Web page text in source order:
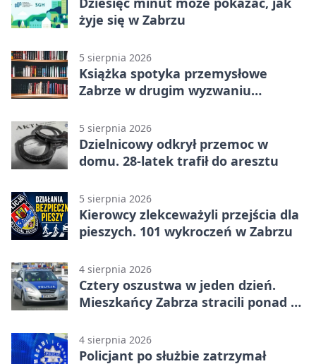
żyje się w Zabrzu
5 sierpnia 2026
Książka spotyka przemysłowe
Zabrze w drugim wyzwaniu
5 sierpnia 2026
Dzielnicowy odkrył przemoc w
domu. 28-latek trafił do aresztu
5 sierpnia 2026
Kierowcy zlekceważyli przejścia dla
pieszych. 101 wykroczeń w Zabrzu
4 sierpnia 2026
Cztery oszustwa w jeden dzień.
Mieszkańcy Zabrza stracili ponad 6
4 sierpnia 2026
Policjant po służbie zatrzymał